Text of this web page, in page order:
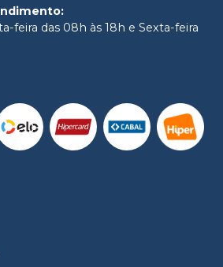
:
feira das 08h às 18h e Sexta-feira